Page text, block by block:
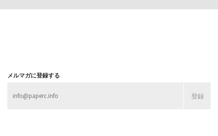
メルマガに登録する